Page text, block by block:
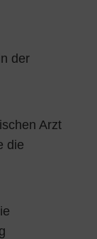
der
Arzt
die